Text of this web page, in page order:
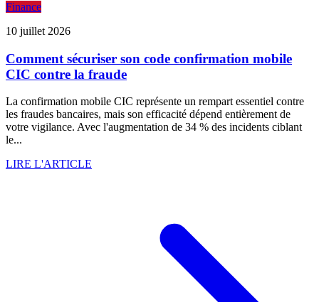
Finance
10 juillet 2026
Comment sécuriser son code confirmation mobile
CIC contre la fraude
La confirmation mobile CIC représente un rempart essentiel contre
les fraudes bancaires, mais son efficacité dépend entièrement de
votre vigilance. Avec l'augmentation de 34 % des incidents ciblant
le...
LIRE L'ARTICLE